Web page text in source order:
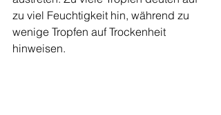
zu viel Feuchtigkeit hin, während zu
wenige Tropfen auf Trockenheit
hinweisen.